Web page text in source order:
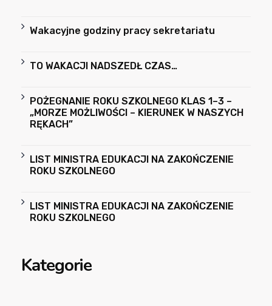
Wakacyjne godziny pracy sekretariatu
TO WAKACJI NADSZEDŁ CZAS…
POŻEGNANIE ROKU SZKOLNEGO KLAS 1–3 –
„MORZE MOŻLIWOŚCI – KIERUNEK W NASZYCH
RĘKACH”
LIST MINISTRA EDUKACJI NA ZAKOŃCZENIE
ROKU SZKOLNEGO
LIST MINISTRA EDUKACJI NA ZAKOŃCZENIE
ROKU SZKOLNEGO
Kategorie